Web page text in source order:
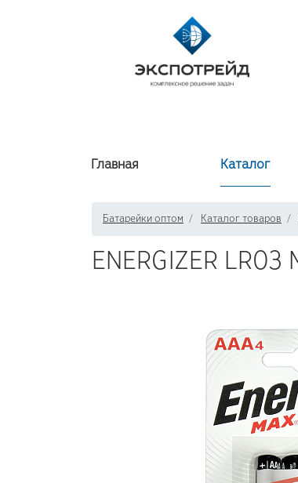
Главная Каталог
Батарейки оптом Каталог товаров
ENERGIZER LR03